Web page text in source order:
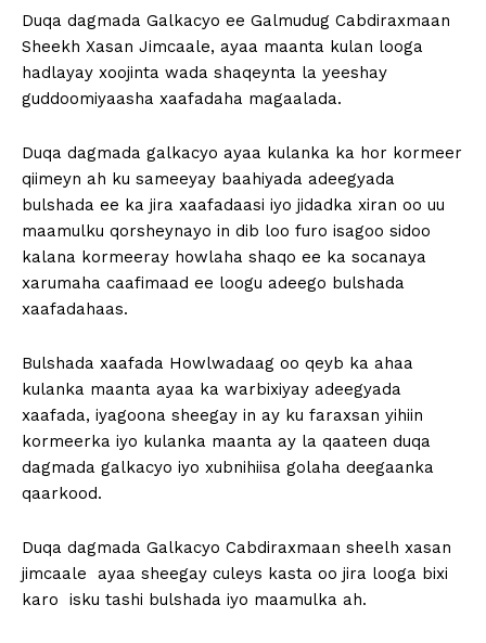
Duqa dagmada Galkacyo ee Galmudug Cabdiraxmaan
Sheekh Xasan Jimcaale, ayaa maanta kulan looga
hadlayay xoojinta wada shaqeynta la yeeshay
guddoomiyaasha xaafadaha magaalada.
Duqa dagmada galkacyo ayaa kulanka ka hor kormeer
qiimeyn ah ku sameeyay baahiyada adeegyada
bulshada ee ka jira xaafadaasi iyo jidadka xiran oo uu
maamulku qorsheynayo in dib loo furo isagoo sidoo
kalana kormeeray howlaha shaqo ee ka socanaya
xarumaha caafimaad ee loogu adeego bulshada
xaafadahaas.
Bulshada xaafada Howlwadaag oo qeyb ka ahaa
kulanka maanta ayaa ka warbixiyay adeegyada
xaafada, iyagoona sheegay in ay ku faraxsan yihiin
kormeerka iyo kulanka maanta ay la qaateen duqa
dagmada galkacyo iyo xubnihiisa golaha deegaanka
qaarkood.
Duqa dagmada Galkacyo Cabdiraxmaan sheelh xasan
jimcaale ayaa sheegay culeys kasta oo jira looga bixi
karo isku tashi bulshada iyo maamulka ah.